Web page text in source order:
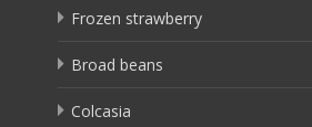
Frozen strawberry
Broad beans
Colcasia